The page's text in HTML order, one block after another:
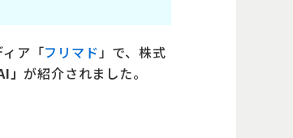
ア「フリマド」で、株式
」が紹介されました。